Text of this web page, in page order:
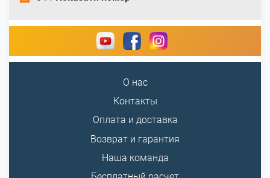
О нас
Контакты
Оплата и доставка
Возврат и гарантия
Наша команда